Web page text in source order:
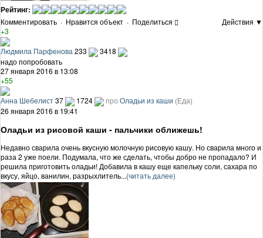
Рейтинг:
Комментировать · Нравится объект · Поделиться
Действия ▼
+3
Людмила Парфенова 233
3418
надо попробовать
27 января 2016 в 13:08
+55
Анна Шебелист37 1724 про Оладьи из каши (Еда)
26 января 2016 в 19:41
Оладьи из рисовой каши - пальчики оближешь!
Недавно сварила очень вкусную молочную рисовую кашу. Но сварила много и
раза 2 уже поели. Подумала, что же сделать, чтобы добро не пропадало? И
решила приготовить оладьи! Добавила в кашу еще капельку соли, сахара по
вкусу, яйцо, ванилин, разрыхлитель...(читать далее)